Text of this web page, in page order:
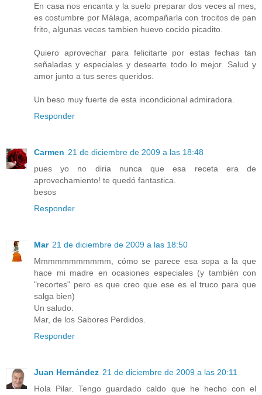
En casa nos encanta y la suelo preparar dos veces al mes,
es costumbre por Málaga, acompañarla con trocitos de pan
frito, algunas veces tambien huevo cocido picadito.
Quiero aprovechar para felicitarte por estas fechas tan
señaladas y especiales y desearte todo lo mejor. Salud y
amor junto a tus seres queridos.
Un beso muy fuerte de esta incondicional admiradora.
Responder
Carmen 21 de diciembre de 2009 a las 18:48
pues yo no diria nunca que esa receta era de
aprovechamiento! te quedó fantastica.
besos
Responder
Mar 21 de diciembre de 2009 a las 18:50
Mmmmmmmmmmm, cómo se parece esa sopa a la que
hace mi madre en ocasiones especiales (y también con
"recortes" pero es que creo que ese es el truco para que
salga bien)
Un saludo.
Mar, de los Sabores Perdidos.
Responder
Juan Hernández 21 de diciembre de 2009 a las 20:11
Hola Pilar. Tengo guardado caldo que he hecho con el